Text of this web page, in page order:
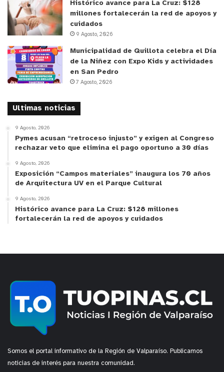
y tú, ¿qué opinas?
Histórico avance para La Cruz: $128
millones fortalecerán la red de apoyos y
cuidados
9 Agosto, 2026
Municipalidad de Quillota celebra el Día
de la Niñez con Expo Kids y actividades
en San Pedro
7 Agosto, 2026
Ultimas noticias
9 Agosto, 2026
Pymes acusan “retroceso injusto” y exigen al Congreso
rechazar veto que elimina el pago oportuno a 30 días
9 Agosto, 2026
Exposición “Campos materiales” inaugura los 70 años
de Arquitectura UV en el Parque Cultural
9 Agosto, 2026
Histórico avance para La Cruz: $128 millones
fortalecerán la red de apoyos y cuidados
Somos el portal informativo de la Región de Valparaíso. Publicamos
noticias de interés para nuestra comunidad.